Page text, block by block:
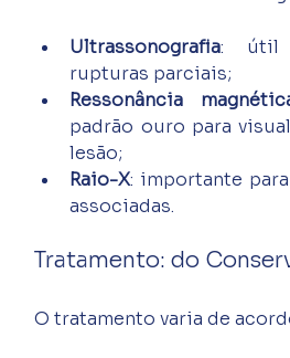
Ultrassonografia: útil
rupturas parciais;
Ressonância
padrão ouro para
lesão;
Raio-X: importante
associadas.
Tratamento: do
O tratamento varia de